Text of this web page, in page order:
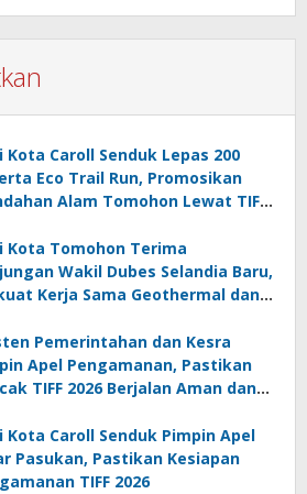
Kota Caroll Senduk Lepas 200
Eco Trail Run, Promosikan
Alam Tomohon Lewat TIFF
Kota Tomohon Terima
Wakil Dubes Selandia Baru,
Kerja Sama Geothermal dan
Pemerintahan dan Kesra
Apel Pengamanan, Pastikan
TIFF 2026 Berjalan Aman dan
Kota Caroll Senduk Pimpin Apel
Pasukan, Pastikan Kesiapan
TIFF 2026